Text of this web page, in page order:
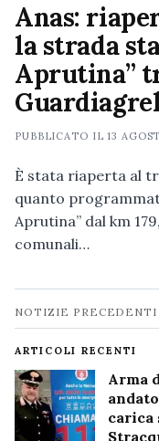
Anas:
la strada
Aprutina”
PUBBLICATO IL13
È stata riaperta al
quanto
Aprutina” dal km
comunali…
Navigazione
notizie
NOTIZIE PRECEDENTI
ARTICOLI RECENTI
Arma
carica